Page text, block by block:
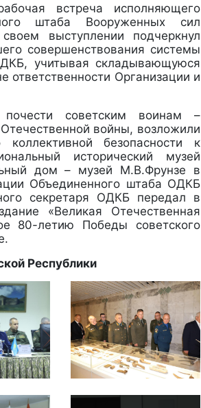
встреча исполняющего
штаба Вооруженных сил
выступлении подчеркнул
совершенствования системы
учитывая складывающуюся
ответственности Организации и
почести советским воинам –
войны, возложили
безопасности к
исторический музей
дом – музей М.В.Фрунзе в
Объединенного штаба ОДКБ
секретаря ОДКБ передал в
«Великая Отечественная
80-летию Победы советского
Республики